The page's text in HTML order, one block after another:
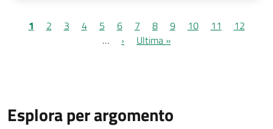
Paginazione
Pagina attuale
1 Page
2 Page
3 Page
4 Page
5 Page
6 Page
7 Page
8 Page
9 Page
10 Page
11 Page
12
…
Pagina successiva
› Ultima pagina
Ultima »
Esplora per argomento